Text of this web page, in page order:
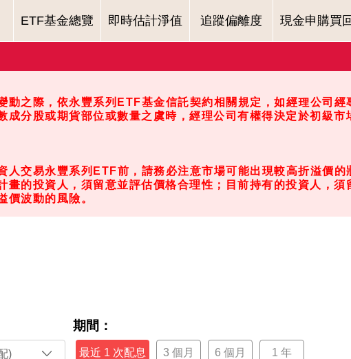
ETF基金總覽 即時估計淨值 追蹤偏離度 現金申購買
動之際，依永豐系列ETF基金信託契約相關規定，如經理公司
成分股或期貨部位或數量之虞時，經理公司有權得決定於初級
人交易永豐系列ETF前，請務必注意市場可能出現較高折溢價
畫的投資人，須留意並評估價格合理性；目前持有的投資人，
價波動的風險。
期間：
最近 1 次配息 3 個月 6 個月 1 年